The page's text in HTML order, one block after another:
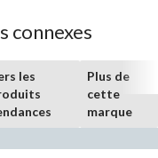
connexes
les
Plus de
cette
marque